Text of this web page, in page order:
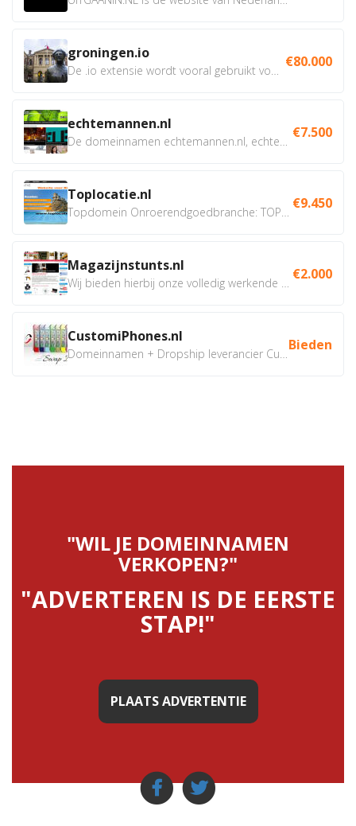
groningen.io €80.000
echtemannen.nl €7.500
Toplocatie.nl €9.450
Magazijnstunts.nl €2.000
CustomiPhones.nl Bieden
"WIL JE DOMEINNAMEN
VERKOPEN?"
"ADVERTEREN IS DE EERSTE
STAP!"
PLAATS ADVERTENTIE